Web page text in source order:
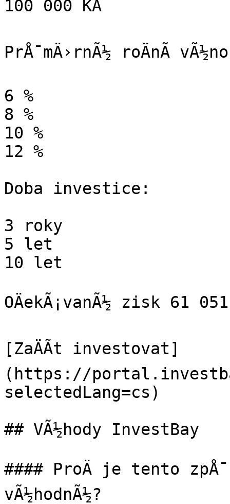
100 000 KÄ
PrÅ¯mÄ›rnÃ½ roÄnÃ­
6 %
8 %
10 %
12 %
Doba investice:
3 roky
5 let
10 let
OÄekÃ¡vanÃ½ zisk 61 051
[ZaÄÃ­t investovat]
(https://
selectedLang=cs)
## VÃ½hody InvestBay
#### ProÄ je tento
vÃ½hodnÃ½?